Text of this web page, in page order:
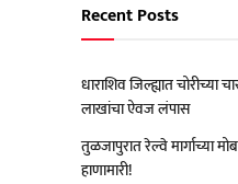
Recent Posts
धाराशिव जिल्ह्यात चोरीच्या
लाखांचा ऐवज लंपास
तुळजापुरात रेल्वे मार्गाच्या
हाणामारी!